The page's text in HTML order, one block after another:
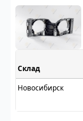
Склад
Новосибирск